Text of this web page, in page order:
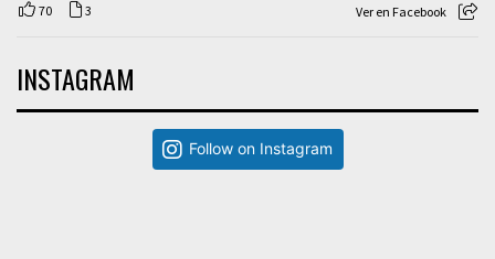
70 3 Ver en Facebook
INSTAGRAM
Follow on Instagram